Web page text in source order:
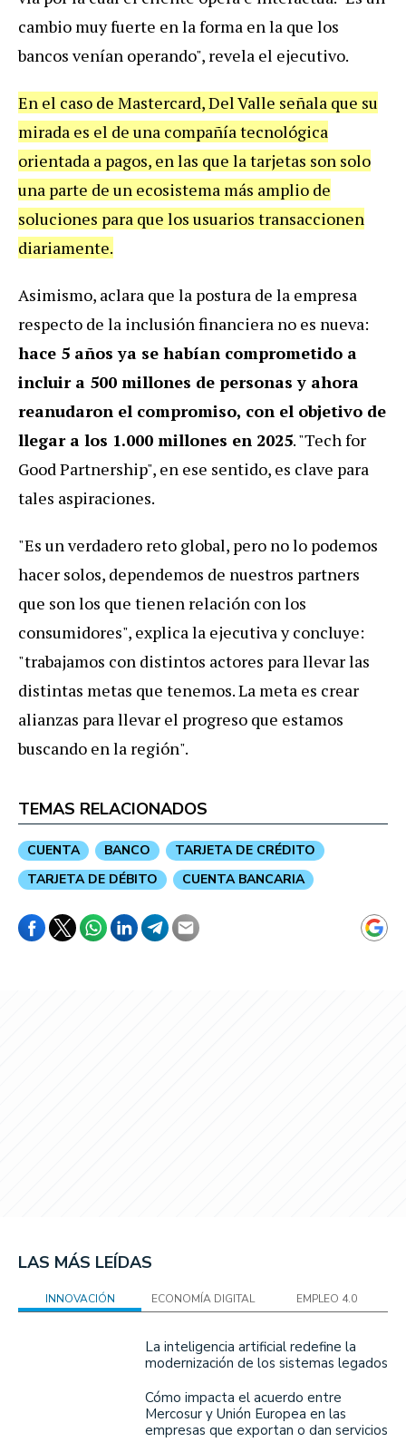
cambio muy fuerte en la forma en la que los
bancos venían operando", revela el ejecutivo.
En el caso de Mastercard, Del Valle señala que su
mirada es el de una compañía tecnológica
orientada a pagos, en las que la tarjetas son solo
una parte de un ecosistema más amplio de
soluciones para que los usuarios transaccionen
diariamente.
Asimismo, aclara que la postura de la empresa
respecto de la inclusión financiera no es nueva:
hace 5 años ya se habían comprometido a
incluir a 500 millones de personas y ahora
reanudaron el compromiso, con el objetivo de
llegar a los 1.000 millones en 2025. "Tech for
Good Partnership", en ese sentido, es clave para
tales aspiraciones.
"Es un verdadero reto global, pero no lo podemos
hacer solos, dependemos de nuestros partners
que son los que tienen relación con los
consumidores", explica la ejecutiva y concluye:
"trabajamos con distintos actores para llevar las
distintas metas que tenemos. La meta es crear
alianzas para llevar el progreso que estamos
buscando en la región".
TEMAS RELACIONADOS
CUENTA BANCO
TARJETA DE CRÉDITO
TARJETA DE DÉBITO
CUENTA BANCARIA
LAS MÁS LEÍDAS
INNOVACIÓN ECONOMÍA DIGITAL EMPLEO 4.0
La inteligencia artificial redefine la
modernización de los sistemas legados
Cómo impacta el acuerdo entre
Mercosur y Unión Europea en las
empresas que exportan o dan servicios